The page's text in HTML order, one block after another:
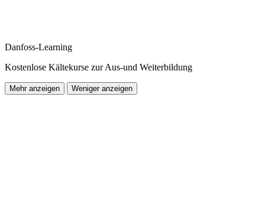
Danfoss-Learning
Kostenlose Kältekurse zur Aus-und Weiterbildung
Mehr anzeigen Weniger anzeigen